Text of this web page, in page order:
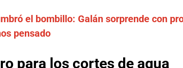
el bombillo: Galán sorprende con
pensado
para los cortes de agua